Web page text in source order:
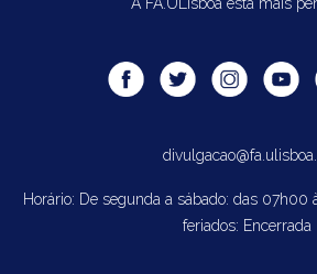
Horário: De segunda a sábado: das
feriados: Encerrada